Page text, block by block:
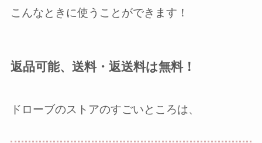
こんなときに使うことができます！
返品可能、送料・返送料は無料！
ドローブのストアのすごいところは、